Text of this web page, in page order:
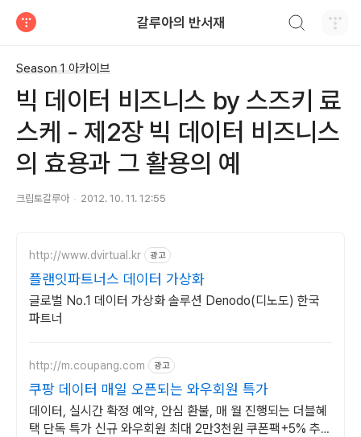
갈루아의 반서재
Season 1 아카이브
빅 데이터 비즈니스 by 스즈키 료
스케 - 제2장 빅 데이터 비즈니스
의 효용과 그 활용의 예
크립토갈루아 2012. 10. 11. 12:55
http://www.dvirtual.kr 광고
플랜잇파트너스 데이터 가상화
글로벌 No.1 데이터 가상화 솔루션 Denodo(디노도) 한국
파트너
http://m.coupang.com 광고
쿠팡 데이터 매일 오픈되는 와우회원 특가
데이터, 실시간 확정 예약, 안심 환불, 매 월 진행되는 더블혜
택 단독 특가 신규 와우회원 최대 2만3천원 쿠폰팩+5% 추가